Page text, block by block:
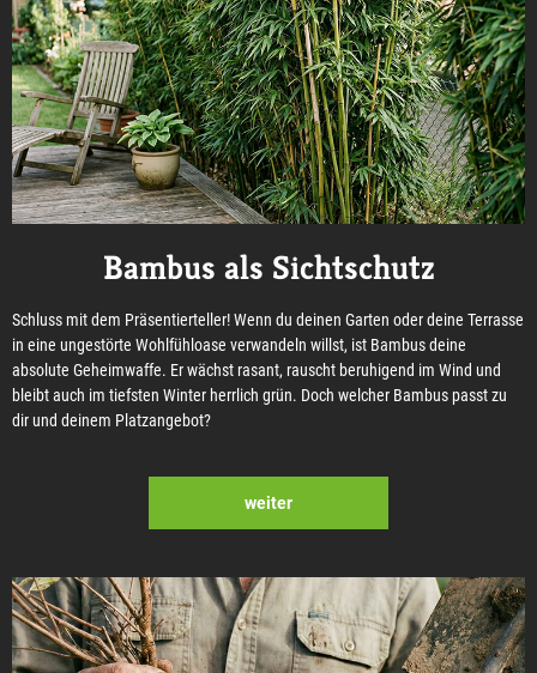
Bambus als Sichtschutz
Schluss mit dem Präsentierteller! Wenn du deinen Garten oder deine Terrasse
in eine ungestörte Wohlfühloase verwandeln willst, ist Bambus deine
absolute Geheimwaffe. Er wächst rasant, rauscht beruhigend im Wind und
bleibt auch im tiefsten Winter herrlich grün. Doch welcher Bambus passt zu
dir und deinem Platzangebot?
weiter